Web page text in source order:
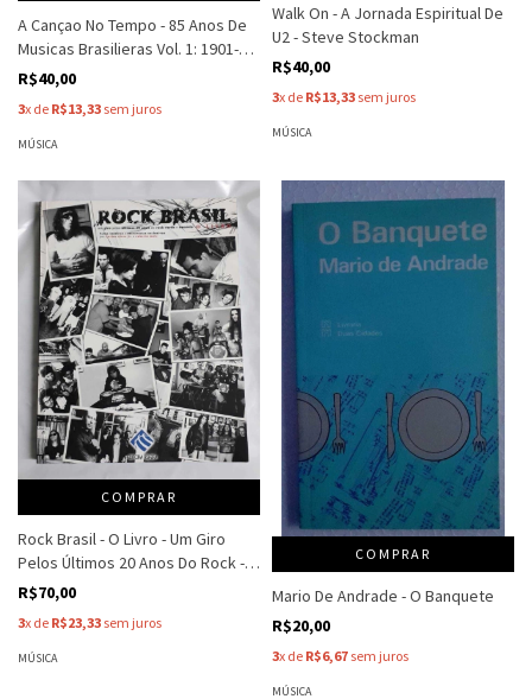
A Cançao No Tempo - 85 Anos De
Musicas Brasilieras Vol. 1: 1901-
1957 - Jairo Severiano E Zuza
R$40,00
3x de R$13,33 sem juros
MÚSICA
Walk On - A Jornada Espiritual De
U2 - Steve Stockman
R$40,00
3x de R$13,33 sem juros
MÚSICA
COMPRAR
Rock Brasil - O Livro - Um Giro
Pelos Últimos 20 Anos Do Rock -
Editora Esfera
R$70,00
3x de R$23,33 sem juros
MÚSICA
COMPRAR
Mario De Andrade - O Banquete
R$20,00
3x de R$6,67 sem juros
MÚSICA